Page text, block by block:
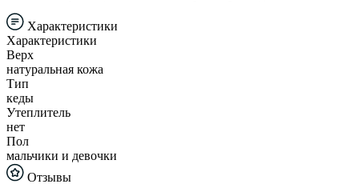
Характеристики
Характеристики
Верх
натуральная кожа
Тип
кеды
Утеплитель
нет
Пол
мальчики и девочки
Отзывы